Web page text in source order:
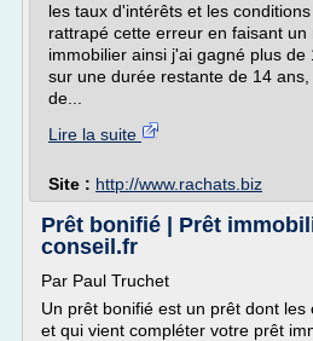
les taux d'intérêts et les
rattrapé cette erreur en faisant un
immobilier ainsi j'ai gagné plus
sur une durée restante de 14
de...
Lire la suite
Site : http://www.rachats.biz
Prêt bonifié | Prêt
conseil.fr
Par Paul Truchet
Un prêt bonifié est un prêt dont les
et qui vient compléter votre prêt